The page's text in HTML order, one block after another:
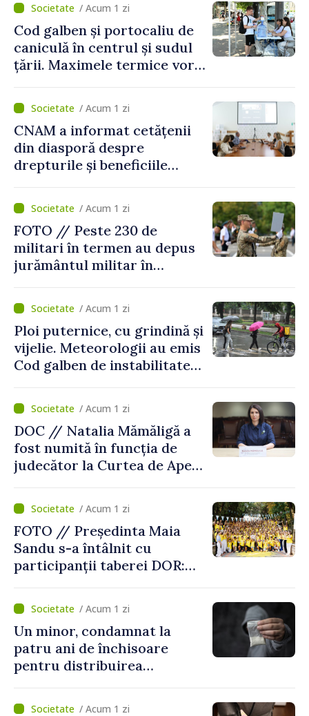
/ Acum 1 zi
Cod galben și portocaliu de
caniculă în centrul și sudul
țării. Maximele termice vor
/ Acum 1 zi
CNAM a informat cetățenii
din diasporă despre
drepturile și beneficiile
/ Acum 1 zi
FOTO // Peste 230 de
militari în termen au depus
jurământul militar în
/ Acum 1 zi
Ploi puternice, cu grindină și
vijelie. Meteorologii au emis
Cod galben de instabilitate
/ Acum 1 zi
DOC // Natalia Mămăligă a
fost numită în funcția de
judecător la Curtea de Apel
/ Acum 1 zi
FOTO // Președinta Maia
Sandu s-a întâlnit cu
participanții taberei DOR:
noastră rămâne puternică”
/ Acum 1 zi
Un minor, condamnat la
patru ani de închisoare
pentru distribuirea
/ Acum 1 zi